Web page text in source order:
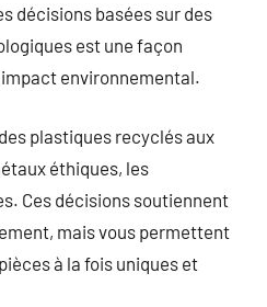
décisions basées sur des
est une façon
environnemental.
plastiques recyclés aux
éthiques, les
Ces décisions soutiennent
mais vous permettent
à la fois uniques et